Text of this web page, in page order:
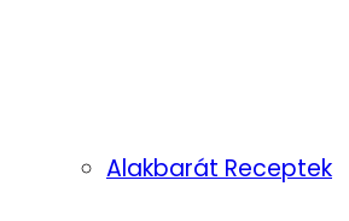
Alakbarát Receptek